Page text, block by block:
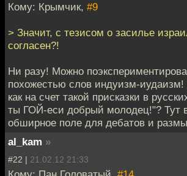
Кому: Крымчик, #9
> Значит, с тезисом о засилье
согласен?!
Ни разу! Можно
похожестью слов индуизм-иудаизм!
как на счет такой присказки в
ты ГОЙ-еси добрый молодец!"? Тут
обширное поле для дебатов и
al_kam »
#22 | 21.02.12 21:33